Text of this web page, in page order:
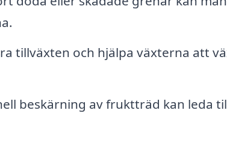
tillväxten och hjälpa växterna att
beskärning av fruktträd kan leda